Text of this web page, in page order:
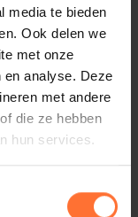
media te bieden
Ook delen we
met onze
analyse. Deze
met andere
die ze hebben
hun services.